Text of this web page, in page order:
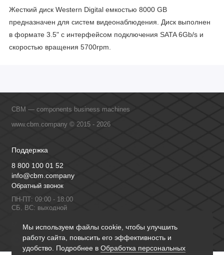
Жесткий диск Western Digital емкостью 8000 GB
предназначен для систем видеонаблюдения. Диск выполнен
в формате 3.5" с интерфейсом подключения SATA 6Gb/s и
скоростью вращения 5700rpm.
Мы используем файлы cookie, чтобы улучшить
работу сайта, повысить его эффективность и
удобство. Подробнее в Обработка персональных
CBM — components business machines
www.cbm.company © 2015 - 2026
Поддержка
8 800 100 01 52
info@cbm.company
Обратный звонок
ПН-ПТ: 09:00 - 18:00
СБ, ВС: выходной
Мы в сети